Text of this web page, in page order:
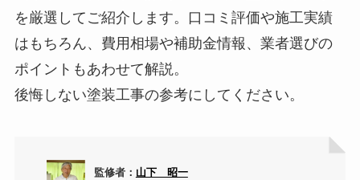
を厳選してご紹介します。口コミ評価や施工実績
はもちろん、費用相場や補助金情報、業者選びの
ポイントもあわせて解説。
後悔しない塗装工事の参考にしてください。
監修者： 山下 昭一